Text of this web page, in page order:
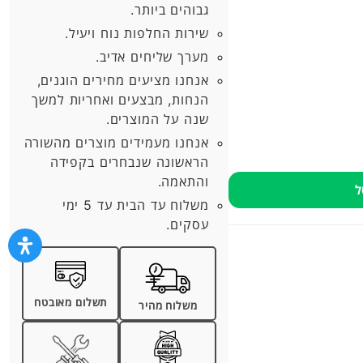
גבוהים ביותר.
שירות החלפות נוח ויעיל.
מערך שליחים אדיב.
אנחנו מציעים מחירים הוגנים,
הנחות, מבצעים ואחריות למשך
שנה על המוצרים.
אנחנו מעמידים מוצרים מהשורה
הראשונה שנבחרים בקפידה
והתאמה.
משלוח עד הבית עד 5 ימי
עסקים.
משלוח מהיר תשלום מאובטח